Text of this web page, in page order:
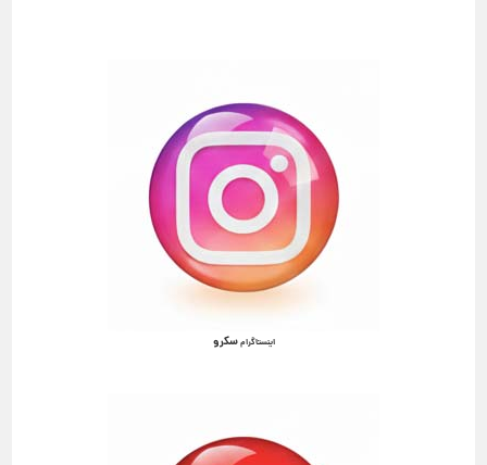
اینستاگرامسکرو